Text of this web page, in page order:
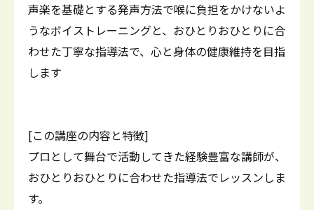
声楽を基礎とする発声方法で喉に負担をかけないよ
うなボイストレーニングと、おひとりおひとりに合
わせた丁寧な指導法で、心と身体の健康維持を目指
します
[この講座の内容と特徴]
プロとして舞台で活動してきた経験豊富な講師が、
おひとりおひとりに合わせた指導法でレッスンしま
す。